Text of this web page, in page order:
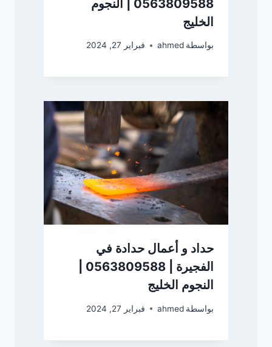
0563809588 | النجوم
الخليج
بواسطة ahmed فبراير 27, 2024
حداد و أعمال حدادة في
النجوم الخليج
بواسطة ahmed فبراير 27, 2024